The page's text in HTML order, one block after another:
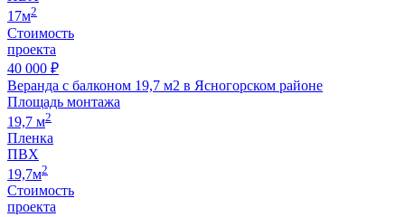
17м2
Стоимость
проекта
40 000 ₽
Веранда с балконом 19,7 м2 в Ясногорском районе
Площадь монтажа
19,7 м2
Пленка
ПВХ
19,7м2
Стоимость
проекта